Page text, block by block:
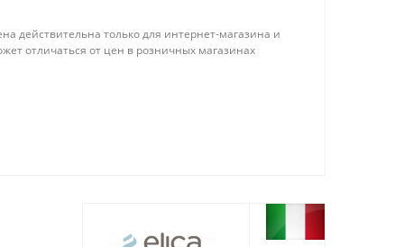
действительна только для интернет-магазина и
отличаться от цен в розничных магазинах